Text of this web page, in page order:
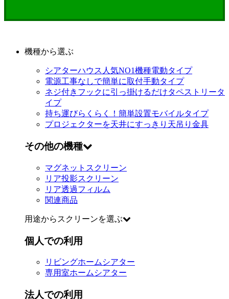
機種から選ぶ
シアターハウス人気NO1機種電動タイプ
電源工事なしで簡単に取付手動タイプ
ネジ付きフックに引っ掛けるだけタペストリータ
イプ
持ち運びらくらく！簡単設置モバイルタイプ
プロジェクターを天井にすっきり 天吊り金具
その他の機種
マグネットスクリーン
リア投影スクリーン
リア透過フィルム
関連商品
用途からスクリーンを選ぶ
個人での利用
リビングホームシアター
専用室ホームシアター
法人での利用